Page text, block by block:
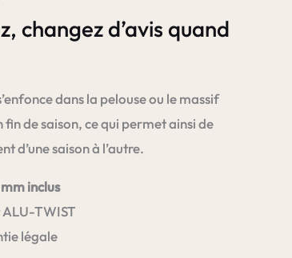
changez d’avis quand
dans la pelouse ou le massif
de saison, ce qui permet ainsi de
d’une saison à l’autre.
inclus
TWIST
légale